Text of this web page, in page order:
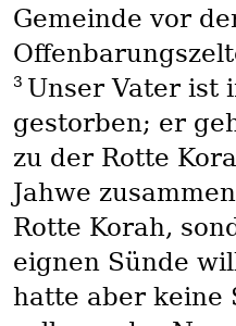
Gemeinde vor
3 Unser Vater ist
gestorben; er
zu der Rotte
Jahwe
Rotte Korah,
eignen Sünde
hatte aber keine